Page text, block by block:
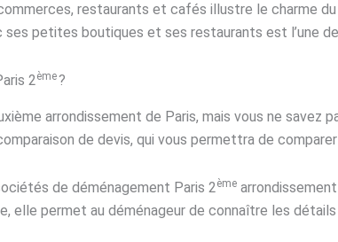
restaurants et cafés illustre le charme
ses petites boutiques et ses restaurants est l’une
2ème?
arrondissement de Paris, mais vous ne
de devis, qui vous permettra de
de déménagement Paris 2ème
elle permet au déménageur de connaître les